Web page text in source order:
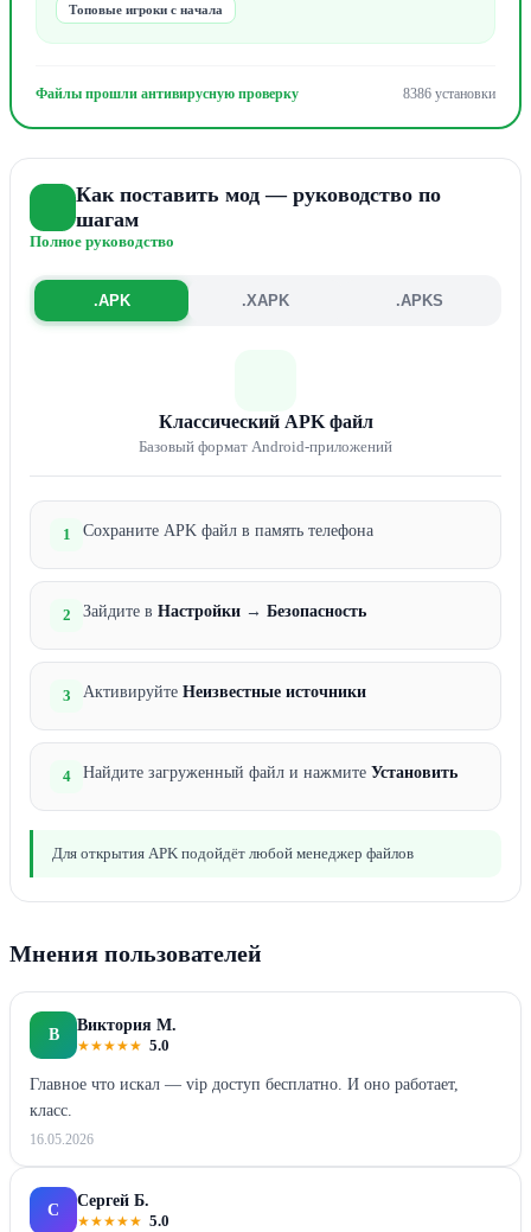
Топовые игроки с начала
Файлы прошли антивирусную проверку 8386 установки
Как поставить мод — руководство по
шагам
Полное руководство
.APK .XAPK .APKS
Классический APK файл
Базовый формат Android-приложений
1 Сохраните APK файл в память телефона
2 Зайдите в Настройки → Безопасность
3 Активируйте Неизвестные источники
4 Найдите загруженный файл и нажмите Установить
Для открытия APK подойдёт любой менеджер файлов
Мнения пользователей
В
Виктория М.
★★★★★ 5.0
Главное что искал — vip доступ бесплатно. И оно работает,
класс.
16.05.2026
С
Сергей Б.
★★★★★ 5.0